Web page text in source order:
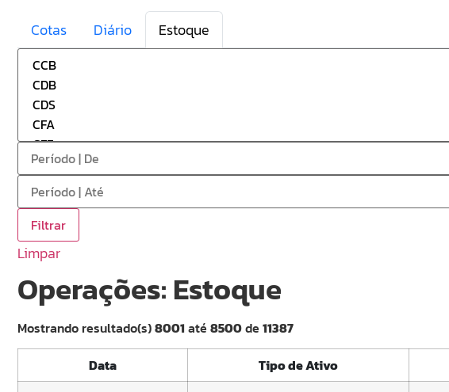
Cotas Diário Estoque
Limpar
Operações: Estoque
Mostrando resultado(s)8001até 8500de 11387
Data
Tipo de Ativo